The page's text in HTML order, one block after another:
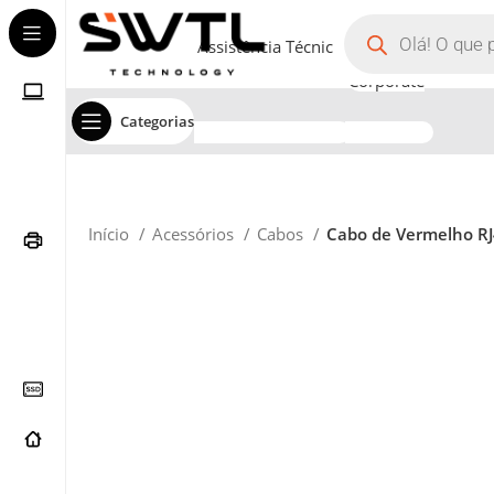
Categorias
Assistência Técnica
Corporate
Início Acessórios Cabos Cabo de Vermelho